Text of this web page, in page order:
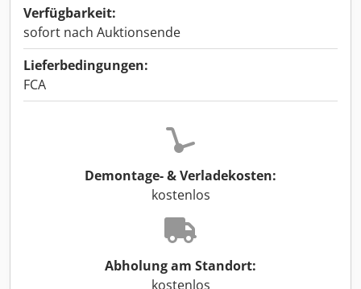
Verfügbarkeit:
sofort nach Auktionsende
Lieferbedingungen:
FCA
Demontage- & Verladekosten:
kostenlos
Abholung am Standort:
kostenlos